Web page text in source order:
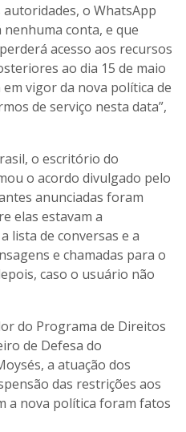
o WhatsApp
conta, e que
acesso aos recursos
ao dia 15 de maio
vigor da nova política de
de serviço nesta data”,
o escritório do
o acordo divulgado pelo
anunciadas foram
elas estavam a
lista de conversas e a
e chamadas para o
caso o usuário não
do Programa de Direitos
de Defesa do
a atuação dos
das restrições aos
a nova política foram fatos